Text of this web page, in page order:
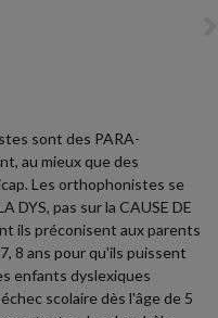
sont des PARA-
au mieux que des
Les orthophonistes se
DYS, pas sur la CAUSE DE
ils préconisent aux parents
8 ans pour qu'ils puissent
enfants dyslexiques
scolaire dès l'âge de 5